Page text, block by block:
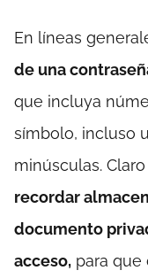
En líneas
de una
que incluya
símbolo, incluso
minúsculas.
recordar
documento
acceso, para que